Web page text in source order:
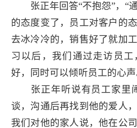
张正年回答“不抱怨”，“
的态度变了，员工对客户的
去冰冷冷的，销售好了就加
习以后，我们通过走访员
好，同时可以倾听员工的心声
张正年听说有员工家里
谈，沟通后再找到他的爱人
我们对他的家人说，他在公